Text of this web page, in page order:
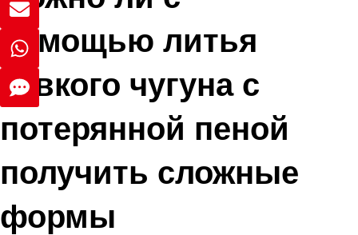
помощью литья
ковкого чугуна с
потерянной пеной
получить сложные
формы